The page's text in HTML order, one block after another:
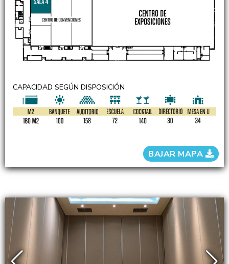
CAPACIDAD SEGÚN DISPOSICIÓN
BAJAR MAPA